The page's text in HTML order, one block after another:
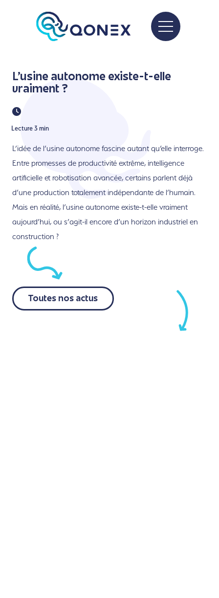
L’usine autonome existe-t-elle
vraiment ?
Lecture 3 min
L’idée de l’usine autonome fascine autant qu’elle interroge.
Entre promesses de productivité extrême, intelligence
artificielle et robotisation avancée, certains parlent déjà
d’une production totalement indépendante de l’humain.
Mais en réalité, l’usine autonome existe-t-elle vraiment
aujourd’hui, ou s’agit-il encore d’un horizon industriel en
construction ?
Toutes nos actus